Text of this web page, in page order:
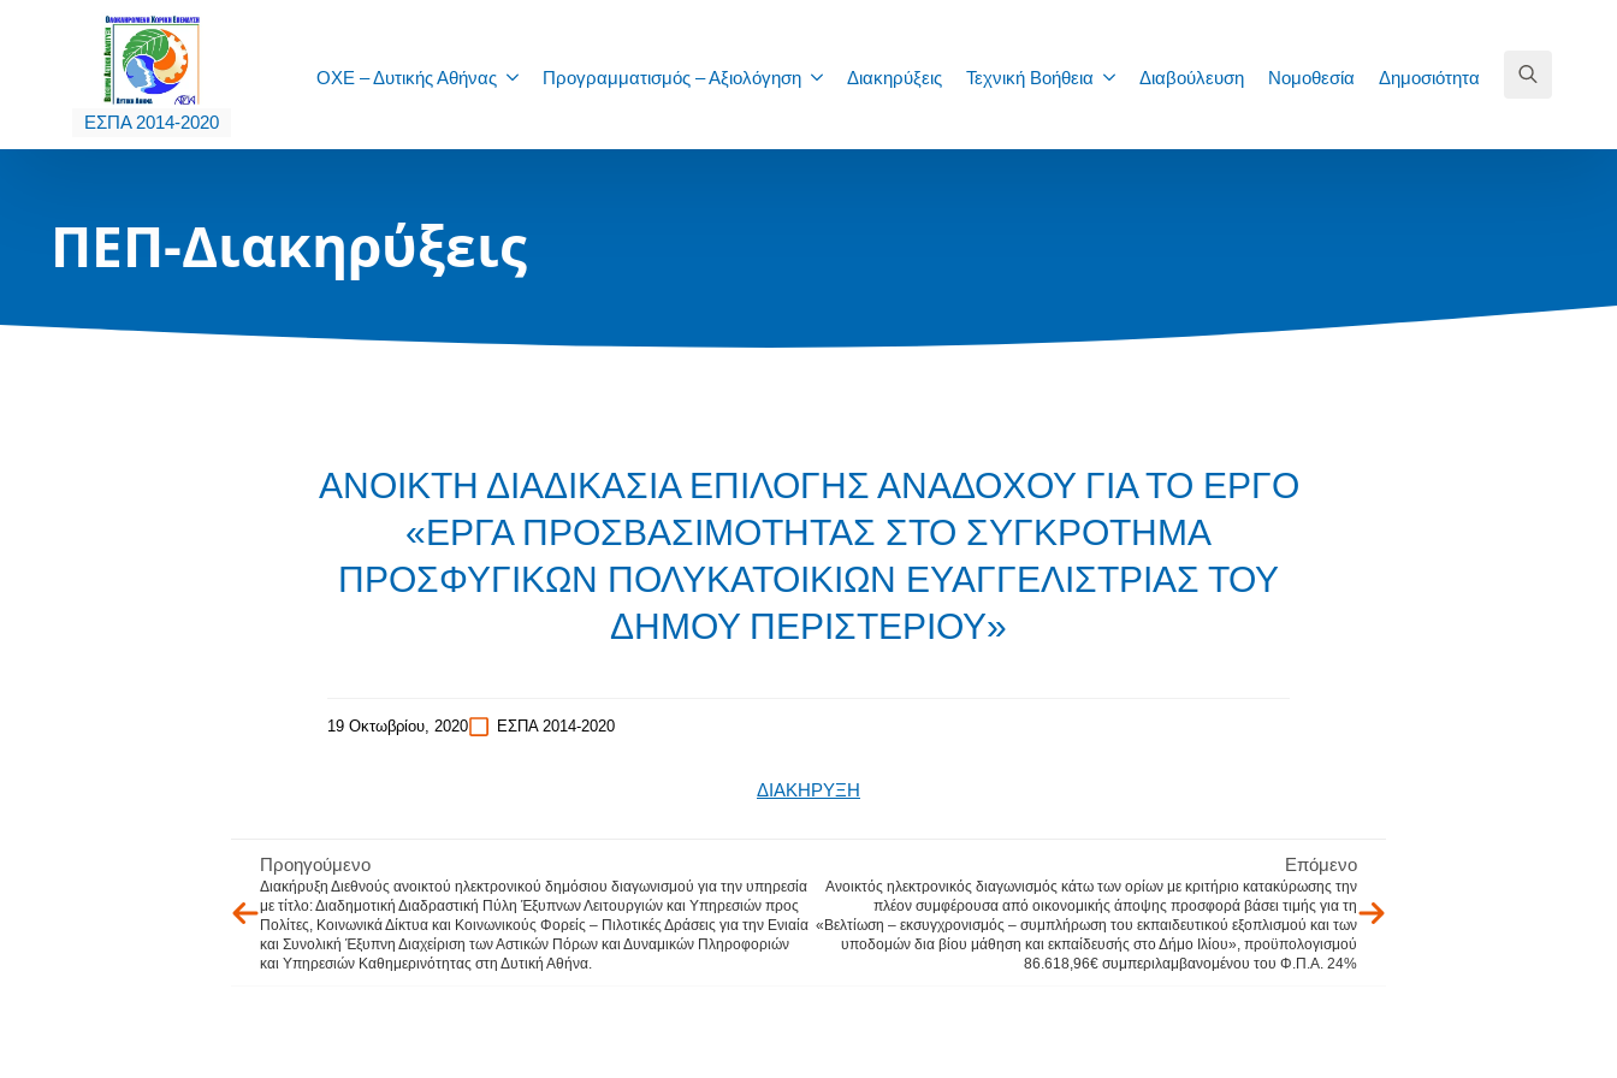
ΕΣΠΑ 2014-2020
ΟΧΕ – Δυτικής Αθήνας Προγραμματισμός – Αξιολόγηση Διακηρύξεις Τεχνική Βοήθεια Διαβούλευση Νομοθεσία
Δημοσιότητα
ΠΕΠ-Διακηρύξεις
ΑΝΟΙΚΤΗ ΔΙΑΔΙΚΑΣΙΑ ΕΠΙΛΟΓΗΣ ΑΝΑΔΟΧΟΥ ΓΙΑ ΤΟ ΕΡΓΟ
«ΕΡΓΑ ΠΡΟΣΒΑΣΙΜΟΤΗΤΑΣ ΣΤΟ ΣΥΓΚΡΟΤΗΜΑ
ΠΡΟΣΦΥΓΙΚΩΝ ΠΟΛΥΚΑΤΟΙΚΙΩΝ ΕΥΑΓΓΕΛΙΣΤΡΙΑΣ ΤΟΥ
ΔΗΜΟΥ ΠΕΡΙΣΤΕΡΙΟΥ»
19 Οκτωβρίου, 2020 ΕΣΠΑ 2014-2020
ΔΙΑΚΗΡΥΞΗ
Προηγούμενο
Διακήρυξη Διεθνούς ανοικτού ηλεκτρονικού δημόσιου διαγωνισμού για την υπηρεσία
με τίτλο: Διαδημοτική Διαδραστική Πύλη Έξυπνων Λειτουργιών και Υπηρεσιών προς
Πολίτες, Κοινωνικά Δίκτυα και Κοινωνικούς Φορείς – Πιλοτικές Δράσεις για την Ενιαία
και Συνολική Έξυπνη Διαχείριση των Αστικών Πόρων και Δυναμικών Πληροφοριών
και Υπηρεσιών Καθημερινότητας στη Δυτική Αθήνα.
Επόμενο
Ανοικτός ηλεκτρονικός διαγωνισμός κάτω των ορίων με κριτήριο κατακύρωσης την
πλέον συμφέρουσα από οικονομικής άποψης προσφορά βάσει τιμής για τη
«Βελτίωση – εκσυγχρονισμός – συμπλήρωση του εκπαιδευτικού εξοπλισμού και των
υποδομών δια βίου μάθηση και εκπαίδευσής στο Δήμο Ιλίου», προϋπολογισμού
86.618,96€ συμπεριλαμβανομένου του Φ.Π.Α. 24%